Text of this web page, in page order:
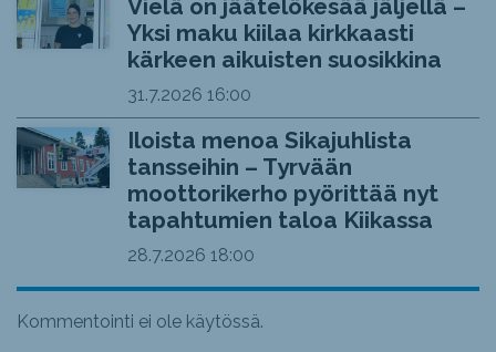
Vielä on jäätelökesää jäljellä –
Yksi maku kiilaa kirkkaasti
kärkeen aikuisten suosikkina
31.7.2026 16:00
Iloista menoa Sikajuhlista
tansseihin – Tyrvään
moottorikerho pyörittää nyt
tapahtumien taloa Kiikassa
28.7.2026 18:00
Kommentointi ei ole käytössä.